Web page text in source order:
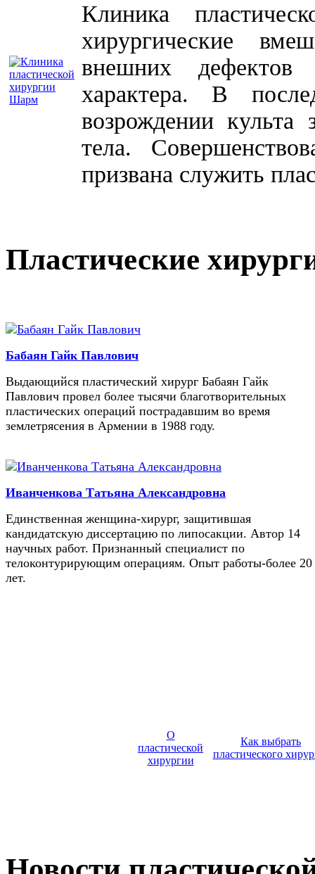
Клиника
хирургические
внешних дефектов
характера. В
возрождении культа
тела.
призвана служить
Пластические
Бабаян Гайк Павлович
Выдающийся пластический хирург Бабаян Гайк
Павлович провел более тысячи благотворительных
пластических операций пострадавшим во время
землетрясения в Армении в 1988 году.
Иванченкова Татьяна Александровна
Единственная женщина-хирург, защитившая
кандидатскую диссертацию по липосакции. Автор 14
научных работ. Признанный специалист по
телоконтурирующим операциям. Опыт работы-более 20
лет.
О
пластической
хирургии
Как выбрать
пластического